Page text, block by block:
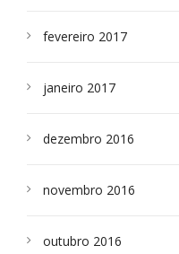
fevereiro 2017
janeiro 2017
dezembro 2016
novembro 2016
outubro 2016